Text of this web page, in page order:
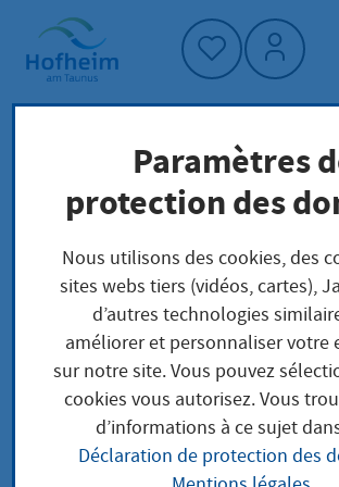
Accueil"
Page d'accueil
Trouver un service
Préoccupations locales
Personalausweis als unter 16-
beantragen
unter 16-jährige
Paramètres
protection des
Nous utilisons des cookies, des
sites webs tiers (vidéos, cartes),
d’autres technologies
améliorer et personnaliser votre
sur notre site. Vous pouvez
cookies vous autorisez. Vous
d’informations à ce sujet
Déclaration de protection des